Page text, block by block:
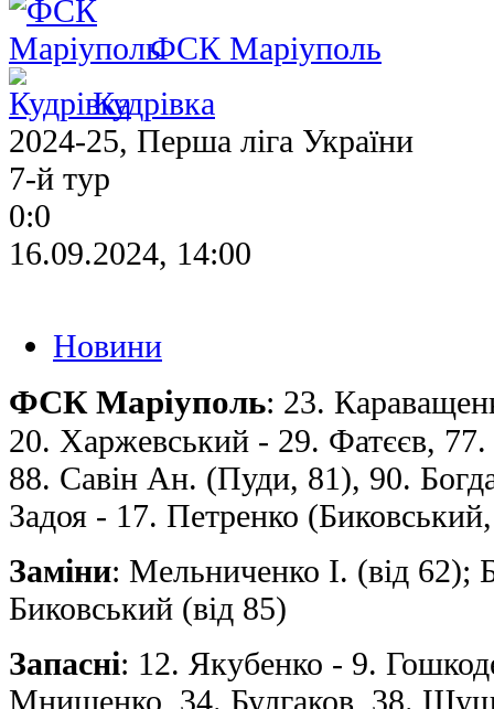
ФСК Маріуполь
Кудрівка
2024-25, Перша ліга України
7-й тур
0:0
16.09.2024, 14:00
Новини
ФСК Маріуполь: 23.
20. Харжевський - 29. Фатєєв,
88. Савін Ан. (Пуди, 81), 90.
Задоя - 17. Петренко
Заміни: Мельниченко І. (від 62);
Биковський (від 85)
Запасні: 12. Якубенко - 9.
Мнишенко, 34. Булгаков, 38.